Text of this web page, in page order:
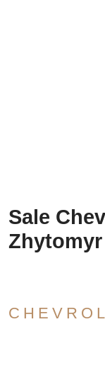
Sale
Zhytomyr